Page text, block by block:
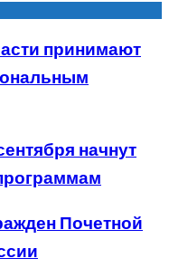
принимают
начнут
Почетной